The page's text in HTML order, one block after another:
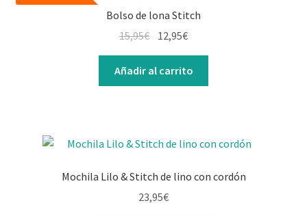
Bolso de lona Stitch
15,95€ 12,95€
Añadir al carrito
Mochila Lilo & Stitch de lino con cordón
23,95€